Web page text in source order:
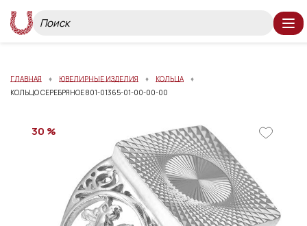
ГЛАВНАЯ ЮВЕЛИРНЫЕ ИЗДЕЛИЯ
КОЛЬЦА
КОЛЬЦО СЕРЕБРЯНОЕ 801-01365-01-00-00-00
30 %